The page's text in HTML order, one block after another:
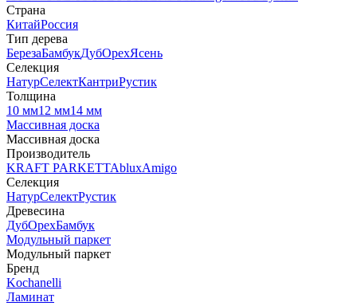
Страна
КитайРоссия
Тип дерева
БерезаБамбукДубОрехЯсень
Селекция
НатурСелектКантриРустик
Толщина
10 мм12 мм14 мм
Массивная доска
Массивная доска
Производитель
KRAFT PARKETTAbluxAmigo
Селекция
НатурСелектРустик
Древесина
ДубОрехБамбук
Модульный паркет
Модульный паркет
Бренд
Kochanelli
Ламинат